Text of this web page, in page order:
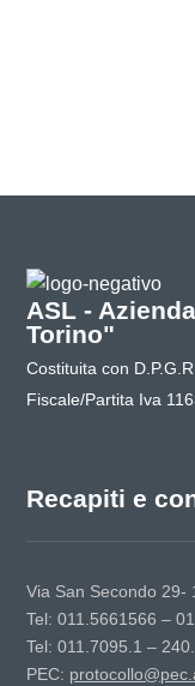
ASL -
Torino"
Costituita con
Fiscale/Partita Iva
Recapiti e
Via San Secondo 29-
Tel: 011.5661566 –
Tel: 011.7095.1 –
PEC: